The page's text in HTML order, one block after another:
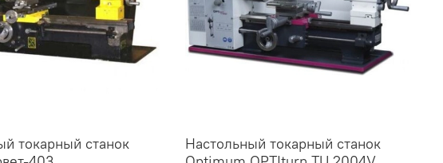
токарный станок
Настольный токарный станок